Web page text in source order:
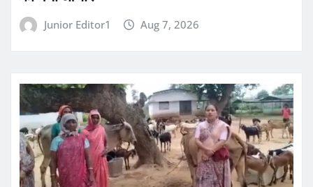
Junior Editor1 Aug 7, 2026